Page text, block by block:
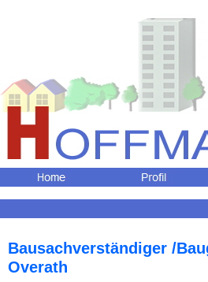
Bausachverständiger /
Overath